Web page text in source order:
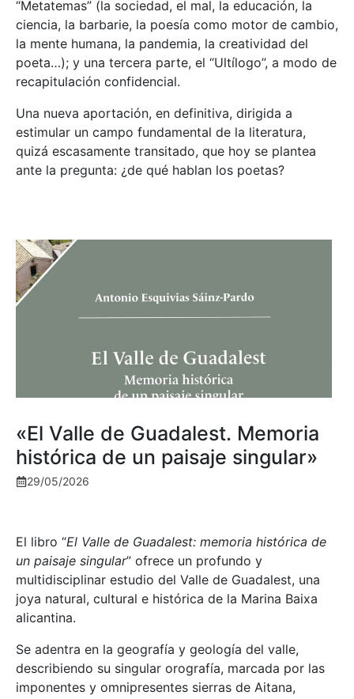
“Metatemas” (la sociedad, el mal, la educación, la
ciencia, la barbarie, la poesía como motor de cambio,
la mente humana, la pandemia, la creatividad del
poeta…); y una tercera parte, el “Ultílogo”, a modo de
recapitulación confidencial.
Una nueva aportación, en definitiva, dirigida a
estimular un campo fundamental de la literatura,
quizá escasamente transitado, que hoy se plantea
ante la pregunta: ¿de qué hablan los poetas?
«El Valle de Guadalest. Memoria
histórica de un paisaje singular»
29/05/2026
El libro “El Valle de Guadalest: memoria histórica de
un paisaje singular” ofrece un profundo y
multidisciplinar estudio del Valle de Guadalest, una
joya natural, cultural e histórica de la Marina Baixa
alicantina.
Se adentra en la geografía y geología del valle,
describiendo su singular orografía, marcada por las
imponentes y omnipresentes sierras de Aitana,